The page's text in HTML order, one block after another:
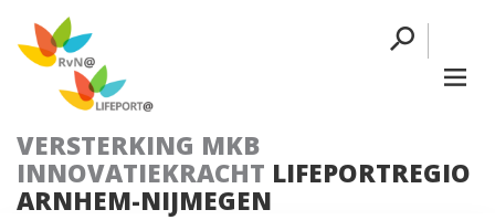
VERSTERKING MKB
INNOVATIEKRACHT LIFEPORTREGIO
ARNHEM-NIJMEGEN